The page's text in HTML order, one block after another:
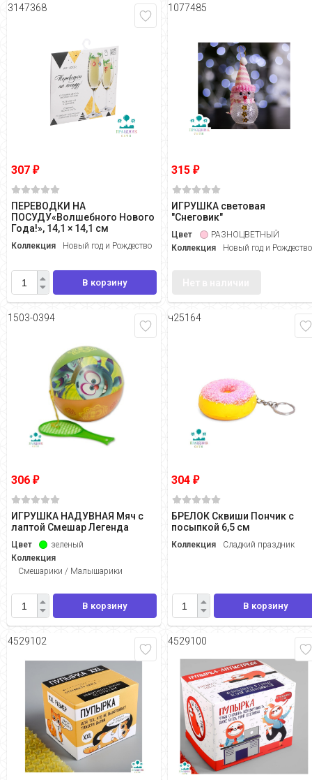
3147368
307 ₽
ПЕРЕВОДКИ НА
ПОСУДУ«Волшебного Нового
Года!», 14,1 × 14,1 см
Коллекция Новый год и Рождество
В корзину
1077485
315₽
ИГРУШКА световая
"Снеговик"
Цвет
РАЗНОЦВЕТНЫЙ
Коллекция
Новый год и Рождество
1503-0394
306 ₽
ИГРУШКА НАДУВНАЯ Мяч с
лаптой Смешар Легенда
Цвет
зеленый
Коллекция
Смешарики / Малышарики
В корзину
ч25164
304₽
БРЕЛОК Сквиши Пончик с
посыпкой 6,5 см
Коллекция Сладкий праздник
В корзину
4529102 4529100